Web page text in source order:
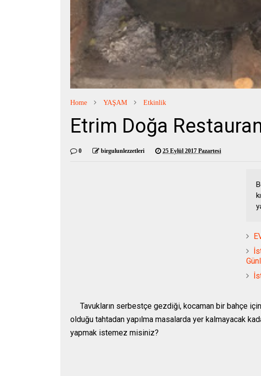
Home YAŞAM Etkinlik
Etrim Doğa
0 birgulunlezzetleri 25 Eylül 2017 Pazartesi
Tavukların serbestçe gezdiği, kocaman bir bahçe
olduğu tahtadan yapılma masalarda yer kalmayacak
yapmak istemez misiniz?